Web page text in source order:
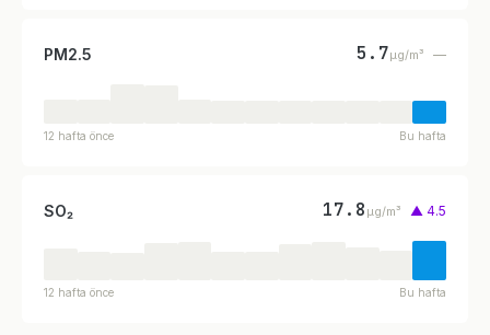
PM2.5 5.7µg/m³ —
12 hafta önce Bu hafta
SO₂ 17.8 µg/m³ ▲ 4.5
12 hafta önce Bu hafta